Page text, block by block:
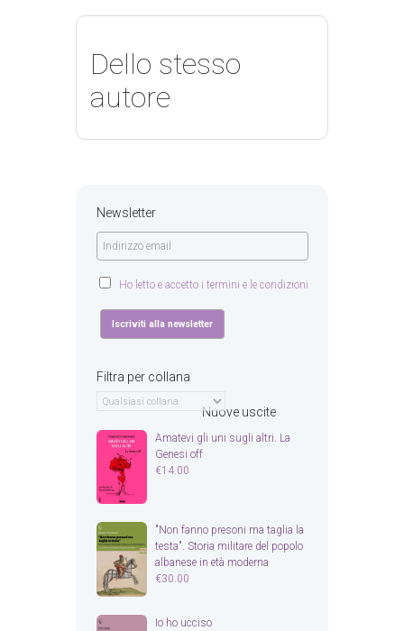
Dello stesso
autore
Newsletter
Ho letto e accetto i termini e le condizioni
Filtra per collana
Nuove uscite
Amatevi gli uni sugli altri. La
Genesi off
€14.00
"Non fanno presoni ma taglia la
testa". Storia militare del popolo
albanese in età moderna
€30.00
Io ho ucciso